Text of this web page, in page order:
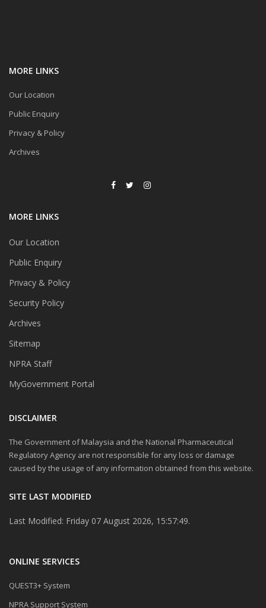
MORE LINKS
Our Location
Public Enquiry
Privacy & Policy
Archives
MORE LINKS
Our Location
Public Enquiry
Privacy & Policy
Security Policy
Archives
Sitemap
NPRA Staff
MyGovernment Portal
DISCLAIMER
The Government of Malaysia and the National Pharmaceutical
Regulatory Agency are not responsible for any loss or damage
caused by the usage of any information obtained from this website.
SITE LAST MODIFIED
Last Modified: Friday 07 August 2026, 15:57:49.
ONLINE SERVICES
QUEST3+ System
NPRA Support System